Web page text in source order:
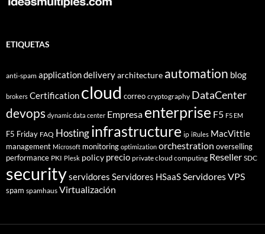
ETIQUETAS
anti-spam application deliveryarchitecture automation blog
brokers Certification cloud correo cryptography DataCenter
devops dynamic data center Empresa enterprise F5 F5 EM
F5 Friday FAQ Hostinginfrastructure ip iRules MacVittie
management Microsoft monitoring optimization orchestration overselling
performance PKI Plesk policy precio private cloud computing Reseller SDC
securityservidores Servidores HSaaSServidores VPS
spam spamhaus Virtualización